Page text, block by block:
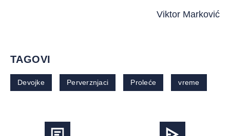
Viktor Marković
TAGOVI
Devojke Perverznjaci Proleće vreme